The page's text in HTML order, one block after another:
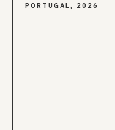
PORTUGAL, 2026